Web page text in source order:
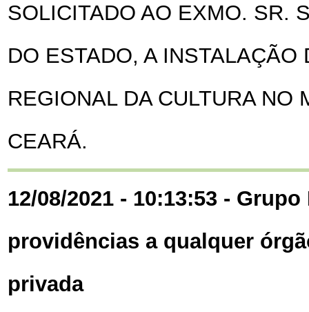
SOLICITADO AO EXMO. SR.
DO ESTADO, A INSTALAÇÃO
REGIONAL DA CULTURA NO
CEARÁ.
12/08/2021 - 10:13:53 -
providências a qualquer
privada